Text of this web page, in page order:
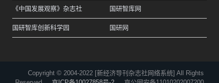
《中国发展观察》杂志社 国研智库网
国研智库创新科学园 国研网
Copyright © 2004-2022 [新经济导刊杂志社网络系统] All Rights